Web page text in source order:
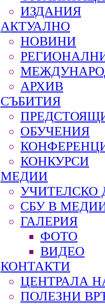
ИЗДАНИЯ
АКТУАЛНО
НОВИНИ
АРХИВ
СЪБИТИЯ
ОБУЧЕНИЯ
КОНКУРСИ
МЕДИИ
УЧИТЕЛСКО
СБУ В
ГАЛЕРИЯ
ФОТО
ВИДЕО
КОНТАКТИ
ЦЕНТРАЛА
ПОЛЕЗНИ